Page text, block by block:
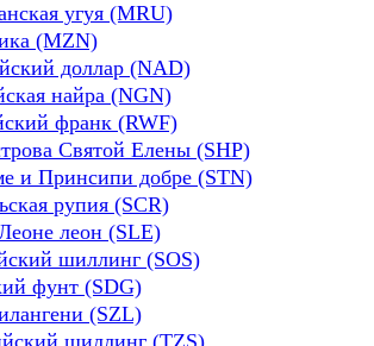
угуя (MRU)
(MZN)
доллар (NAD)
найра (NGN)
франк (RWF)
Святой Елены (SHP)
и Принсипи добре (STN)
рупия (SCR)
леон (SLE)
шиллинг (SOS)
фунт (SDG)
(SZL)